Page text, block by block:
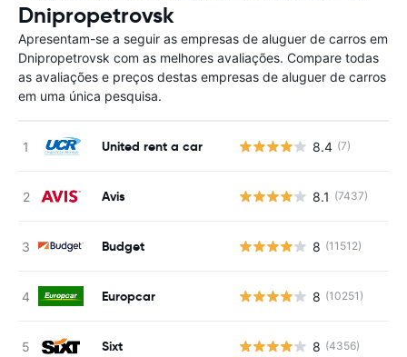
Dnipropetrovsk
Apresentam-se a seguir as empresas de aluguer de carros em
Dnipropetrovsk com as melhores avaliações. Compare todas
as avaliações e preços destas empresas de aluguer de carros
em uma única pesquisa.
United rent a car 8.4 (7)
Avis 8.1 (7437)
Budget 8 (11512)
Europcar 8 (10251)
Sixt 8 (4356)